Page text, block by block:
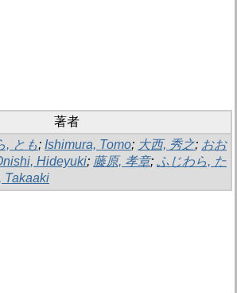
著者
, とも; Ishimura, Tomo; 大西, 秀之; おお
Hideyuki; 藤原, 孝章; ふじわら, た
Takaaki